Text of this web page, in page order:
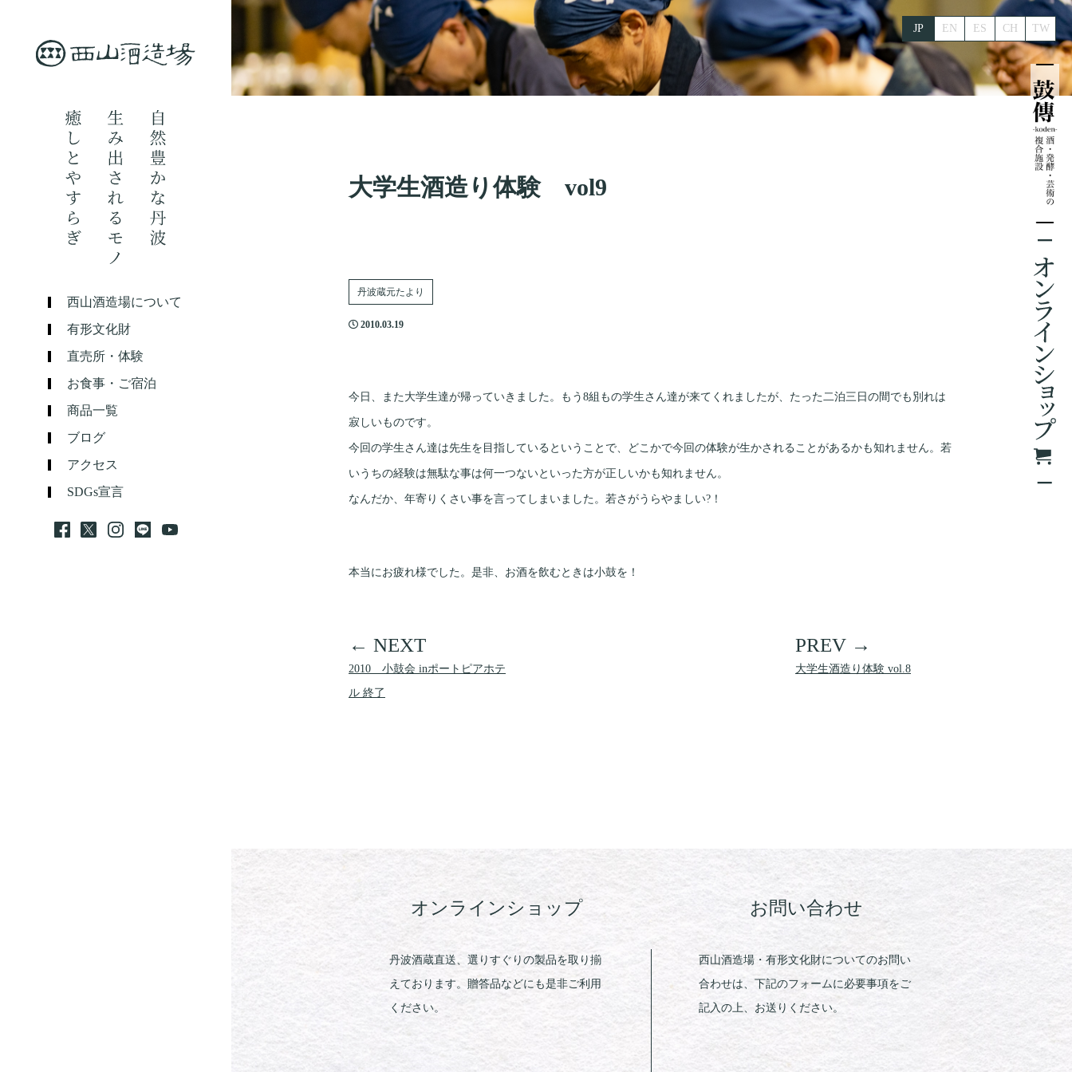
西山酒造場について
有形文化財
直売所・体験
お食事・ご宿泊
商品一覧
ブログ
アクセス
SDGs宣言
EN ES
JP CH TW
大学生酒造り体験 vol9
丹波蔵元たより
2010.03.19
今日、また大学生達が帰っていきました。もう8組もの学生さん達が来てくれましたが、たった二泊三日の間でも別れは
寂しいものです。
今回の学生さん達は先生を目指しているということで、どこかで今回の体験が生かされることがあるかも知れません。若
いうちの経験は無駄な事は何一つないといった方が正しいかも知れません。
なんだか、年寄りくさい事を言ってしまいました。若さがうらやましい?！
本当にお疲れ様でした。是非、お酒を飲むときは小鼓を！
2010 小鼓会 inポートピアホテ
ル 終了
大学生酒造り体験 vol.8
オンラインショップ
丹波酒蔵直送、選りすぐりの製品を取り揃
えております。贈答品などにも是非ご利用
ください。
お問い合わせ
西山酒造場・有形文化財についてのお問い
合わせは、下記のフォームに必要事項をご
記入の上、お送りください。